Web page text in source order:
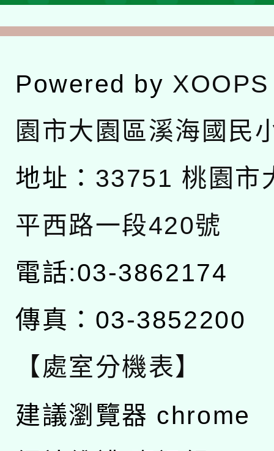
Powered by XOOPS
園市大園區溪海國民
地址： 33751 桃園市
平西路一段420號
電話:03-3862174
傳真：03-3852200
【處室分機表】
建議瀏覽器 chrome